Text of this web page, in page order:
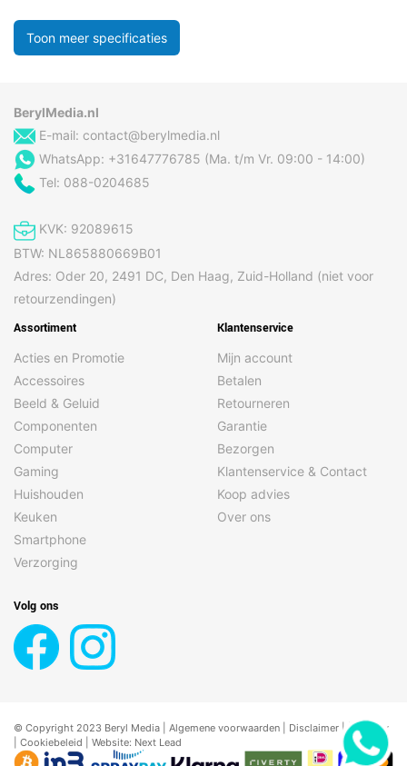
Toon meer specificaties
BerylMedia.nl
E-mail: contact@berylmedia.nl
WhatsApp: +31647776785 (Ma. t/m Vr. 09:00 - 14:00)
Tel: 088-0204685
KVK: 92089615
BTW: NL865880669B01
Adres: Oder 20, 2491 DC, Den Haag, Zuid-Holland (niet voor
retourzendingen)
Assortiment
Acties en Promotie
Accessoires
Beeld & Geluid
Componenten
Computer
Gaming
Huishouden
Keuken
Smartphone
Verzorging
Klantenservice
Mijn account
Betalen
Retourneren
Garantie
Bezorgen
Klantenservice & Contact
Koop advies
Over ons
Volg ons
© Copyright 2023 Beryl Media | Algemene voorwaarden Disclaimer | |Privacy
Cookiebeleid | Website: Next Lead